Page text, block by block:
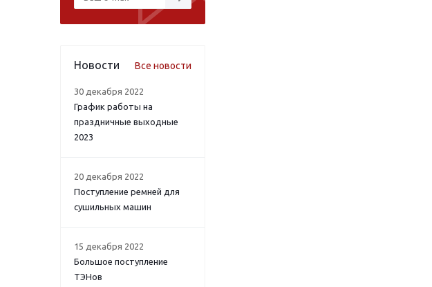
Новости Все новости
30 декабря 2022
График работы на
праздничные выходные
2023
20 декабря 2022
Поступление ремней для
сушильных машин
15 декабря 2022
Большое поступление
ТЭНов